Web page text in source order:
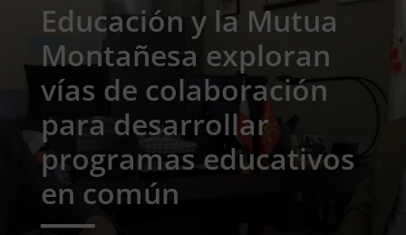
Educación y la Mutua
Montañesa exploran
vías de colaboración
para desarrollar
programas educativos
en común